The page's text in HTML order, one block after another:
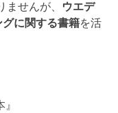
せんが、
ウエデ
に関する書籍を活